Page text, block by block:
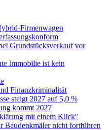
Firmenwagen
Grundstücksverkauf vor
Immobilie ist kein
Finanzkriminalität
steigt 2027 auf 5,0 %
kommt 2027
mit einem Klick"
Baudenkmäler nicht fortführen